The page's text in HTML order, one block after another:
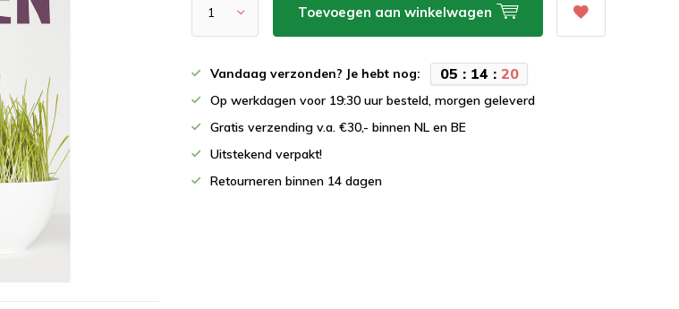
Toevoegen aan winkelwagen
Vandaag verzonden? Je hebt nog: 05 : 14 : 19
Op werkdagen voor 19:30 uur besteld, morgen geleverd
Gratis verzending v.a. €30,- binnen NL en BE
Uitstekend verpakt!
Retourneren binnen 14 dagen